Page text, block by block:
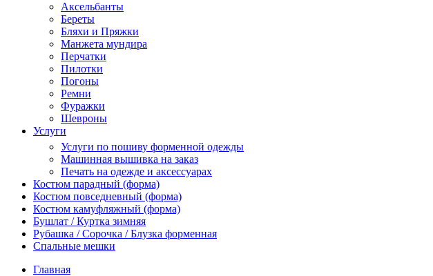
Аксельбанты
Береты
Бляхи и Пряжки
Манжета мундира
Перчатки
Пилотки
Погоны
Ремни
Фуражки
Шевроны
Услуги
Услуги по пошиву форменной одежды
Машинная вышивка на заказ
Печать на одежде и аксессуарах
Костюм парадный (форма)
Костюм повседневный (форма)
Костюм камуфляжный (форма)
Бушлат / Куртка зимняя
Рубашка / Сорочка / Блузка форменная
Спальные мешки
Главная